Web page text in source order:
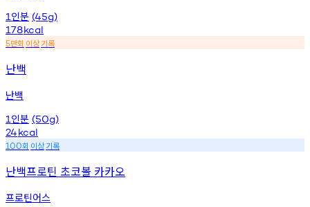
1 인분 (45g)
178kcal
5만회 이상기록
난백
난백
1 인분 (50g)
24kcal
100회 이상기록
난백프로틴 초코볼 카카오
프로틴어스